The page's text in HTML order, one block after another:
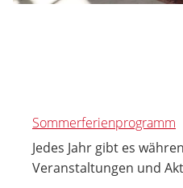
Sommerferienprogramm
Jedes Jahr gibt es
Veranstaltungen und